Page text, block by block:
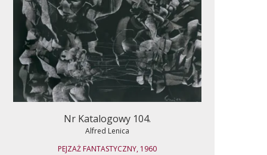
Nr Katalogowy 104.
Alfred Lenica
PEJZAŻ FANTASTYCZNY, 1960